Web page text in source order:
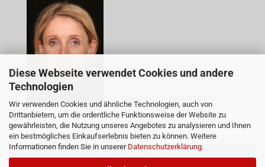
Diese Webseite verwendet Cookies und andere
Technologien
Wir verwenden Cookies und ähnliche Technologien, auch von
Drittanbietern, um die ordentliche Funktionsweise der Website zu
gewährleisten, die Nutzung unseres Angebotes zu analysieren und Ihnen
ein bestmögliches Einkaufserlebnis bieten zu können. Weitere
Informationen finden Sie in unserer Datenschutzerklärung.